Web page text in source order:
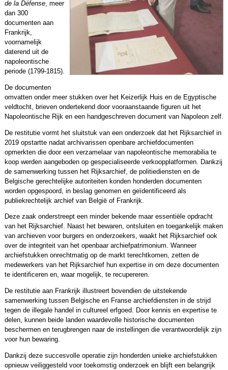
de la Défense, meer
dan 300
documenten aan
Frankrijk,
voornamelijk
daterend uit de
napoleontische
periode (1799-1815).
De documenten
omvatten onder meer stukken over het Keizerlijk Huis en de Egyptische
veldtocht, brieven ondertekend door vooraanstaande figuren uit het
Napoleontische Rijk en een handgeschreven document van Napoleon zelf.
De restitutie vormt het sluitstuk van een onderzoek dat het Rijksarchief in
2019 opstartte nadat archivarissen openbare archiefdocumenten
opmerkten die door een verzamelaar van napoleontische memorabilia te
koop werden aangeboden op gespecialiseerde verkoopplatformen. Dankzij
de samenwerking tussen het Rijksarchief, de politiediensten en de
Belgische gerechtelijke autoriteiten konden honderden documenten
worden opgespoord, in beslag genomen en geïdentificeerd als
publiekrechtelijk archief van België of Frankrijk.
Deze zaak onderstreept een minder bekende maar essentiële opdracht
van het Rijksarchief. Naast het bewaren, ontsluiten en toegankelijk maken
van archieven voor burgers en onderzoekers, waakt het Rijksarchief ook
over de integriteit van het openbaar archiefpatrimonium. Wanneer
archiefstukken onrechtmatig op de markt terechtkomen, zetten de
medewerkers van het Rijksarchief hun expertise in om deze documenten
te identificeren en, waar mogelijk, te recupereren.
De restitutie aan Frankrijk illustreert bovendien de uitstekende
samenwerking tussen Belgische en Franse archiefdiensten in de strijd
tegen de illegale handel in cultureel erfgoed. Door kennis en expertise te
delen, kunnen beide landen waardevolle historische documenten
beschermen en terugbrengen naar de instellingen die verantwoordelijk zijn
voor hun bewaring.
Dankzij deze succesvolle operatie zijn honderden unieke archiefstukken
opnieuw veiliggesteld voor toekomstig onderzoek en blijft een belangrijk